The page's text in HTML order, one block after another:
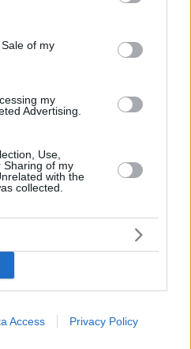
and its third-party tags to
purposes in below Google
of my
my
Advertising.
Use,
Sharing of my
with the
collected.
Access Privacy Policy
την προσοχή από αυτές
σύλληψης.
"Ελληνας" απ' τα
ελληνικά διαβατήρια